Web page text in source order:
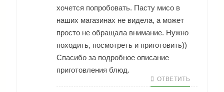
хочется попробовать. Пасту мисо в
наших магазинах не видела, а может
просто не обращала внимание. Нужно
походить, посмотреть и приготовить))
Спасибо за подробное описание
приготовления блюд.
ОТВЕТИТЬ